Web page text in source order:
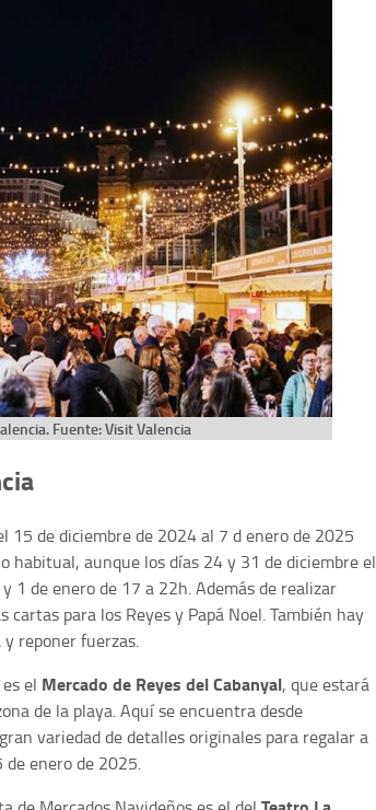
Fuente: Visit Valencia
15 de diciembre de 2024 al 7 d enero de 2025
habitual, aunque los días 24 y 31 de diciembre el
1 de enero de 17 a 22h. Además de realizar
para los Reyes y Papá Noel. También hay
reponer fuerzas.
el Mercado de Reyes del Cabanyal, que estará
de la playa. Aquí se encuentra desde
variedad de detalles originales para regalar a
de enero de 2025.